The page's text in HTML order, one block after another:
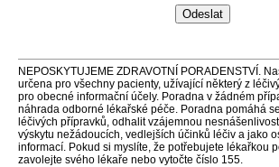
NEPOSKYTUJEME ZDRAVOTNÍ PORADENSTVÍ.
určena pro všechny pacienty, užívající některý z
pro obecné informační účely. Poradna v žádném
náhrada odborné lékařské péče. Poradna pomáhá
léčivých přípravků, odhalit vzájemnou
výskytu nežádoucích, vedlejších účinků léčiv a jako
informací. Pokud si myslíte, že potřebujete lékařkou
zavolejte svého lékaře nebo vytočte číslo 155.